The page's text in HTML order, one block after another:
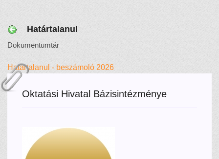
Határtalanul
Dokumentumtár
Határtalanul - beszámoló 2026
Oktatási Hivatal Bázisintézménye